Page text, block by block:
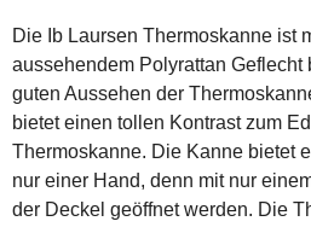
Die Ib Laursen Thermoskanne ist
aussehendem Polyrattan Geflecht
guten Aussehen der
bietet einen tollen Kontrast zum
Thermoskanne. Die Kanne bietet
nur einer Hand, denn mit nur
der Deckel geöffnet werden. Die